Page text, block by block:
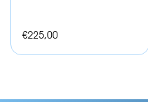
€225,00